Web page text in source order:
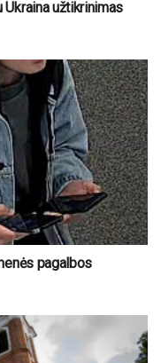
užtikrinimas
pagalbos